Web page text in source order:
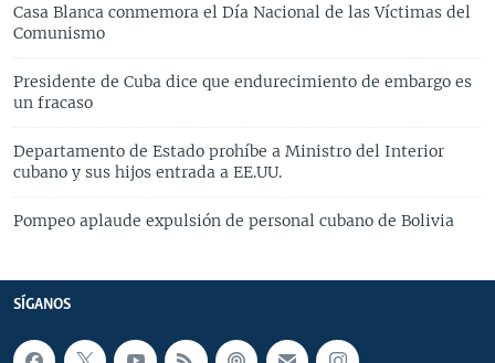
Casa Blanca conmemora el Día Nacional de las Víctimas del
Comunismo
Presidente de Cuba dice que endurecimiento de embargo es
un fracaso
Departamento de Estado prohíbe a Ministro del Interior
cubano y sus hijos entrada a EE.UU.
Pompeo aplaude expulsión de personal cubano de Bolivia
SÍGANOS